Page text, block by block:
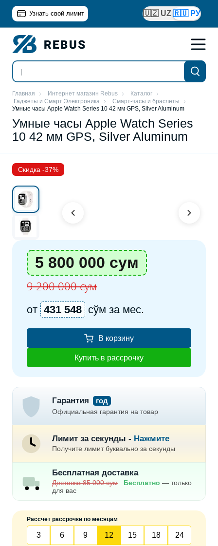
Узнать свой лимит 🇺🇿 UZ🇷🇺 РУ
Главная Интернет магазин Rebus
Каталог
Гаджеты и Смарт Электроника
Смарт-часы и браслеты
Умные часы Apple Watch Series 10 42 мм GPS, Silver Aluminum
Умные часы Apple Watch Series
10 42 мм GPS, Silver Aluminum
Скидка -37%
5 800 000 сум
9 200 000 сум
от 431 548 сўм за мес.
В корзину
Купить в рассрочку
Гарантия год
Официальная гарантия на товар
Лимит за секунды - Нажмите
Получите лимит буквально за секунды
Бесплатная доставка
Доставка 85 000 сум Бесплатно — только
для вас
Рассчёт рассрочки по месяцам
3 6 9 12 15 18 24